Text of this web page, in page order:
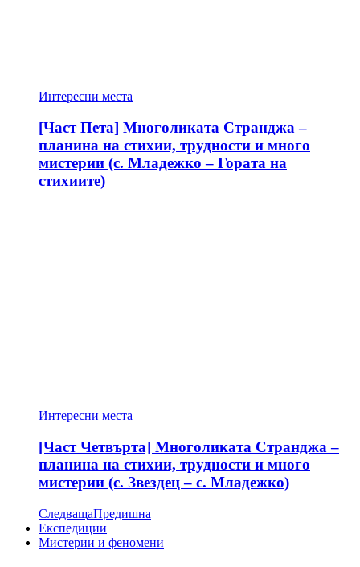
Интересни места
[Част Пета] Многоликата Странджа –
планина на стихии, трудности и много
мистерии (с. Младежко – Гората на
стихиите)
Интересни места
[Част Четвърта] Многоликата Странджа –
планина на стихии, трудности и много
мистерии (с. Звездец – с. Младежко)
СледващаПредишна
Експедиции
Мистерии и феномени